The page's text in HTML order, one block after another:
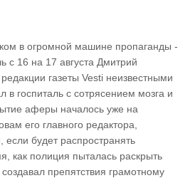
в огромной машине пропаганды -
с 16 на 17 августа Дмитрий
газеты Vesti неизвестными
госпиталь с сотрясением мозга и
аферы началось уже на
его главного редактора,
если будет распространять
как полиция пыталась раскрыть
препятствия грамотному